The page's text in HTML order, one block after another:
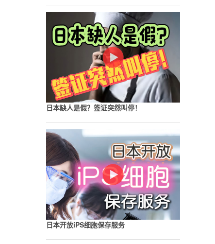
日本缺人是假？签证突然叫停！
日本开放iPS细胞保存服务